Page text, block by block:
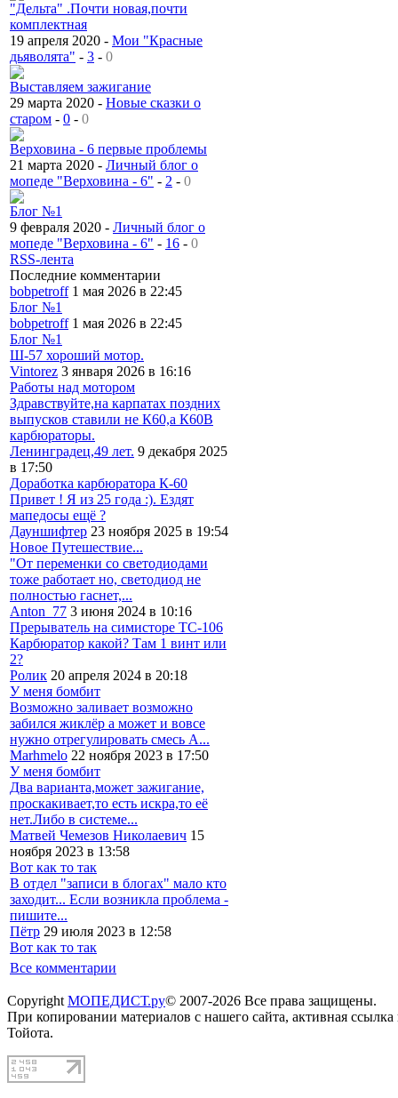
"Дельта" .Почти новая,почти
комплектная
19 апреля 2020 - Мои "Красные
дьяволята" - 3 - 0
Выставляем зажигание
29 марта 2020 - Новые сказки о
старом - 0 - 0
Верховина - 6 первые проблемы
21 марта 2020 - Личный блог о
мопеде "Верховина - 6" - 2 - 0
Блог №1
9 февраля 2020 - Личный блог о
мопеде "Верховина - 6" - 16 - 0
RSS-лента
Последние комментарии
bobpetroff1 мая 2026 в 22:45
Блог №1
bobpetroff1 мая 2026 в 22:45
Блог №1
Ш-57 хороший мотор.
Vintorez 3 января 2026 в 16:16
Работы над мотором
Здравствуйте,на карпатах поздних
выпусков ставили не К60,а К60В
карбюраторы.
Ленинградец,49 лет. 9 декабря 2025
в 17:50
Доработка карбюратора К-60
Привет ! Я из 25 года :). Ездят
мапедосы ещё ?
Дауншифтер 23 ноября 2025 в 19:54
Новое Путешествие...
"От переменки со светодиодами
тоже работает но, светодиод не
полностью гаснет,...
Anton_77 3 июня 2024 в 10:16
Прерыватель на симисторе ТС-106
Карбюратор какой? Там 1 винт или
2?
Ролик 20 апреля 2024 в 20:18
У меня бомбит
Возможно заливает возможно
забился жиклёр а может и вовсе
нужно отрегулировать смесь А...
Marhmelo 22 ноября 2023 в 17:50
У меня бомбит
Два варианта,может зажигание,
проскакивает,то есть искра,то её
нет.Либо в системе...
Матвей Чемезов Николаевич 15
ноября 2023 в 13:58
Вот как то так
В отдел "записи в блогах" мало кто
заходит... Если возникла проблема -
пишите...
Пётр 29 июля 2023 в 12:58
Вот как то так
Все комментарии
Copyright МОПЕДИСТ.ру© 2007-2026 Все права защищены.
При копировании материалов с нашего сайта, активная
Тойота.